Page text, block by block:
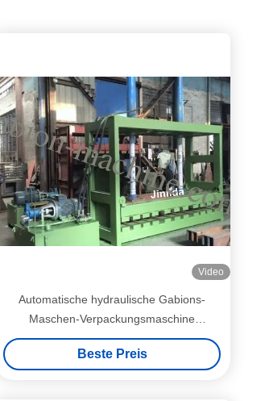
Video
Automatische hydraulische Gabions-
Maschen-Verpackungsmaschine
5.5Kw/Gabions-Kasten-Maschine
Beste Preis